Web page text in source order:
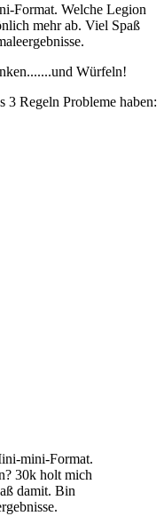
Format. Welche Legion
mehr ab. Viel Spaß
Würfeln!
3 Regeln Probleme haben:
mini-Format.
30k holt mich
damit. Bin